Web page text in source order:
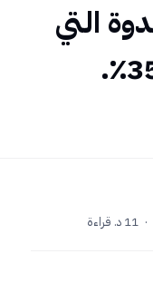
التي
· 11 د. قراءة